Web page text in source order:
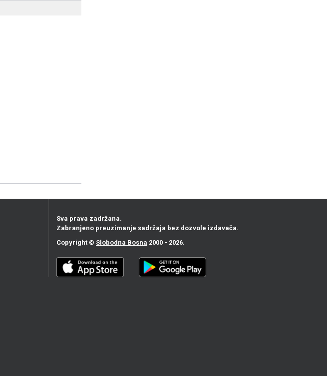
Sva prava zadržana.
Zabranjeno preuzimanje sadržaja bez dozvole izdavača.
Copyright © Slobodna Bosna 2000 - 2026.